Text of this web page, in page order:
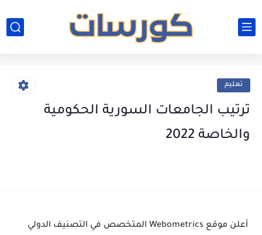
تعليم
ترتيب الجامعات السورية الحكومية
والخاصة 2022
أعلن موقع Webometrics المتخصص في التصنيف الدولي